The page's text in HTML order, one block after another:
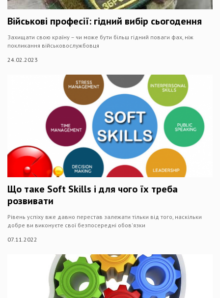
Військові професії: гідний вибір сьогодення
Захищати свою країну – чи може бути більш гідний поваги фах, ніж
покликання військовослужбовця
24.02.2023
Що таке Soft Skills і для чого їх треба
розвивати
Рівень успіху вже давно перестав залежати тільки від того, наскільки
добре ви виконуєте свої безпосередні обов'язки
07.11.2022